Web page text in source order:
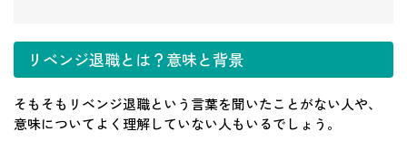
リベンジ退職とは？意味と背景
そもそもリベンジ退職という言葉を聞いたことがない人や、
意味についてよく理解していない人もいるでしょう。